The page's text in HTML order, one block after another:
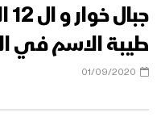
طيبة الاسم في
01/09/2020